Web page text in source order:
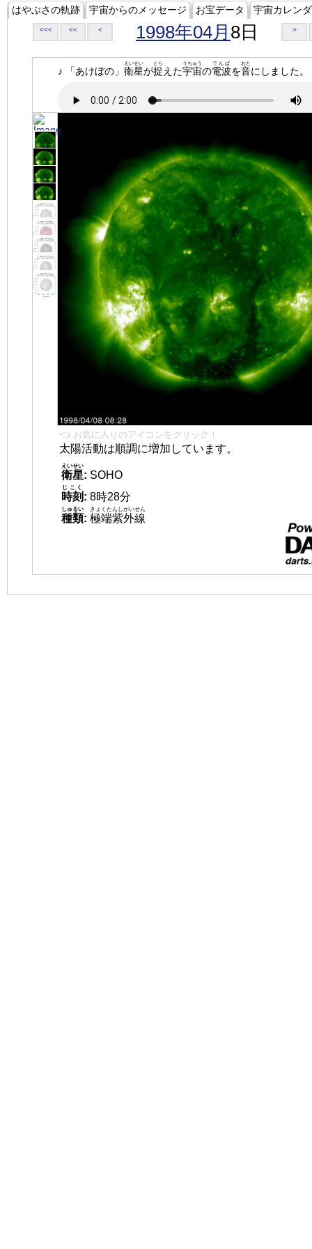
はやぶさの軌跡 宇宙からのメッセージ お宝データ 宇宙カレン
<<< << < 1998年04月 8日 >
♪ 「あけぼの」 衛星
えいせい
が捉
とら
えた宇宙
うちゅう
の電波
でんぱ
を音
おと
にしました。
👈 お気に入りのアイコンをクリック！
太陽活動は順調に増加しています。
衛星
えいせい
: SOHO
時刻
じこく
: 8時28分
種類
しゅるい
: 極端紫外線
きょくたんしがいせん